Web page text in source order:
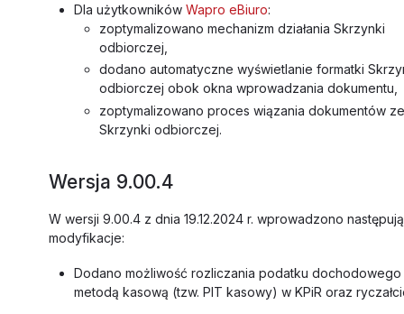
Dla użytkowników Wapro eBiuro:
zoptymalizowano mechanizm działania Skrzynki
odbiorczej,
dodano automatyczne wyświetlanie formatki
odbiorczej obok okna wprowadzania dokumentu,
zoptymalizowano proces wiązania dokumentów ze
Skrzynki odbiorczej.
Wersja 9.00.4
W wersji 9.00.4 z dnia 19.12.2024 r. wprowadzono
modyfikacje:
Dodano możliwość rozliczania podatku dochodowego
metodą kasową (tzw. PIT kasowy) w KPiR oraz